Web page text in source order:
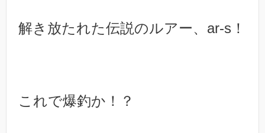
解き放たれた伝説のルアー、ar-s！
これで爆釣か！？